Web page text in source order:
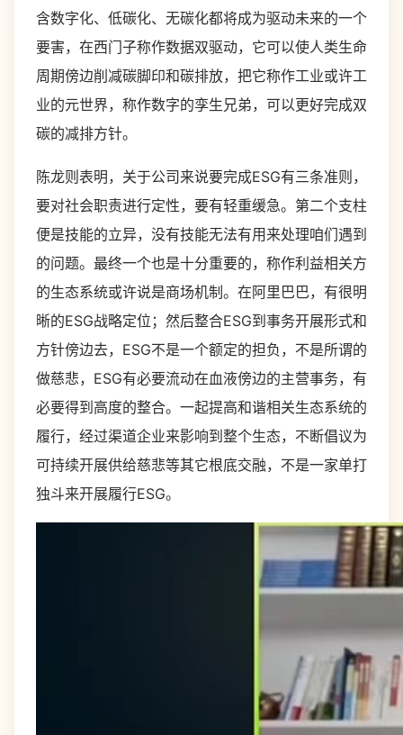
含数字化、低碳化、无碳化都将成为驱动未来的一个
要害，在西门子称作数据双驱动，它可以使人类生命
周期傍边削减碳脚印和碳排放，把它称作工业或许工
业的元世界，称作数字的孪生兄弟，可以更好完成双
碳的减排方针。
陈龙则表明，关于公司来说要完成ESG有三条准则，
要对社会职责进行定性，要有轻重缓急。第二个支柱
便是技能的立异，没有技能无法有用来处理咱们遇到
的问题。最终一个也是十分重要的，称作利益相关方
的生态系统或许说是商场机制。在阿里巴巴，有很明
晰的ESG战略定位；然后整合ESG到事务开展形式和
方针傍边去，ESG不是一个额定的担负，不是所谓的
做慈悲，ESG有必要流动在血液傍边的主营事务，有
必要得到高度的整合。一起提高和谐相关生态系统的
履行，经过渠道企业来影响到整个生态，不断倡议为
可持续开展供给慈悲等其它根底交融，不是一家单打
独斗来开展履行ESG。